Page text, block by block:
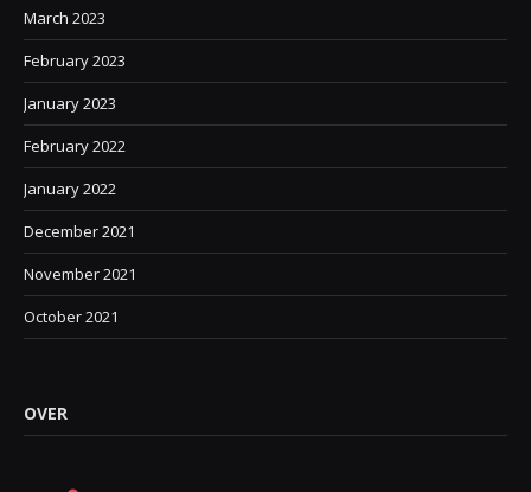
March 2023
February 2023
January 2023
February 2022
January 2022
December 2021
November 2021
October 2021
OVER